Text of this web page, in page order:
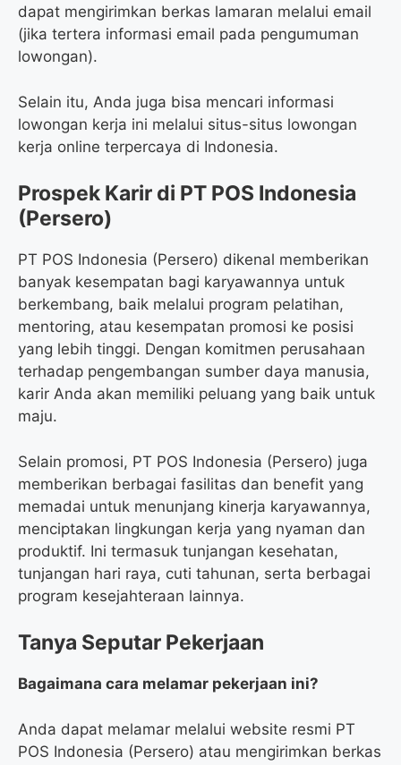
dapat mengirimkan berkas lamaran melalui email
(jika tertera informasi email pada pengumuman
lowongan).
Selain itu, Anda juga bisa mencari informasi
lowongan kerja ini melalui situs-situs lowongan
kerja online terpercaya di Indonesia.
Prospek Karir di PT POS Indonesia
(Persero)
PT POS Indonesia (Persero) dikenal memberikan
banyak kesempatan bagi karyawannya untuk
berkembang, baik melalui program pelatihan,
mentoring, atau kesempatan promosi ke posisi
yang lebih tinggi. Dengan komitmen perusahaan
terhadap pengembangan sumber daya manusia,
karir Anda akan memiliki peluang yang baik untuk
maju.
Selain promosi, PT POS Indonesia (Persero) juga
memberikan berbagai fasilitas dan benefit yang
memadai untuk menunjang kinerja karyawannya,
menciptakan lingkungan kerja yang nyaman dan
produktif. Ini termasuk tunjangan kesehatan,
tunjangan hari raya, cuti tahunan, serta berbagai
program kesejahteraan lainnya.
Tanya Seputar Pekerjaan
Bagaimana cara melamar pekerjaan ini?
Anda dapat melamar melalui website resmi PT
POS Indonesia (Persero) atau mengirimkan berkas